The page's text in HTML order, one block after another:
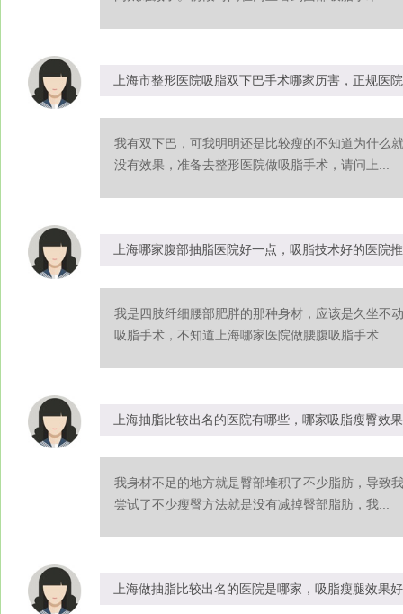
上海市整形医院吸脂双下巴手术哪家历害，正规医
我有双下巴，可我明明还是比较瘦的不知道为什么
没有效果，准备去整形医院做吸脂手术，请问上...
上海哪家腹部抽脂医院好一点，吸脂技术好的医院
我是四肢纤细腰部肥胖的那种身材，应该是久坐不
吸脂手术，不知道上海哪家医院做腰腹吸脂手术...
上海抽脂比较出名的医院有哪些，哪家吸脂瘦臀效
我身材不足的地方就是臀部堆积了不少脂肪，导致
尝试了不少瘦臀方法就是没有减掉臀部脂肪，我...
上海做抽脂比较出名的医院是哪家，吸脂瘦腿效果好